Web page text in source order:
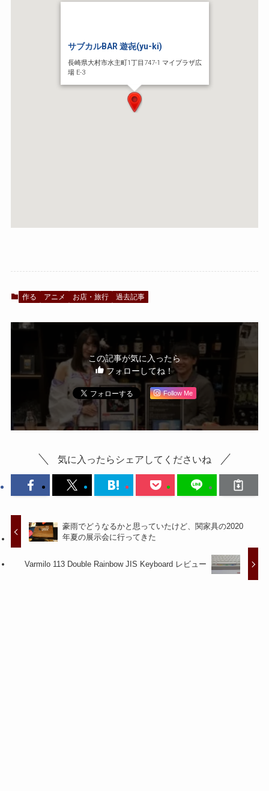
サブカルBAR 遊㐂(yu-ki)
長崎県大村市水主町1丁目747-1 マイプラザ広
場 E-3
作る アニメ お店・旅行 過去記事
この記事が気に入ったら
フォローしてね！
Follow Me
気に入ったらシェアしてくださいね
豪雨でどうなるかと思っていたけど、関家具の2020
年夏の展示会に行ってきた
Varmilo 113 Double Rainbow JIS Keyboard レビュー